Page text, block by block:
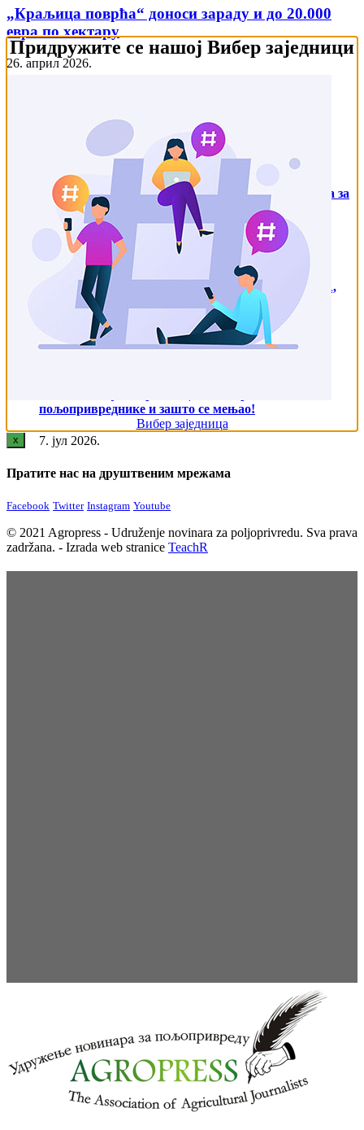
„Краљица поврћа“ доноси зараду и до 20.000
евра по хектару
26. април 2026.
Новом уредбом о подстицајима повећана средства за
пољопривреду, а ево и колико
14. јул 2026.
ГЛАМОЧИЋ: ОБАВЕЗНИ УГОВОРИ ДОНОСЕ
ВЕЋУ СИГУРНОСТ ПОЉОПРИВРЕДНИЦИМА,
ОВОГОДИШЊА ПРОИЗВОДЊА МЕЂУ
НАЈБОЉИМА У ПОСЛЕДЊИХ НЕКОЛИКО
ГОДИНА
пољопривреднике и зашто се мењао!
7. јул 2026.
Пратите нас на друштвеним мрежама
Facebook Twitter Instagram Youtube
© 2021 Agropress - Udruženje novinara za poljoprivredu. Sva prava
zadržana. - Izrada web stranice TeachR
Придружите се нашој Вибер заједници
Вибер заједница
x